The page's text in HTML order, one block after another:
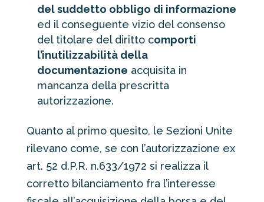
del suddetto obbligo di informazione
ed il conseguente vizio del consenso
del titolare del diritto comporti
l’inutilizzabilità della
documentazione acquisita in
mancanza della prescritta
autorizzazione.
Quanto al primo quesito, le Sezioni Unite
rilevano come, se con l’autorizzazione ex
art. 52 d.P.R. n.633/1972 si realizza il
corretto bilanciamento fra l’interesse